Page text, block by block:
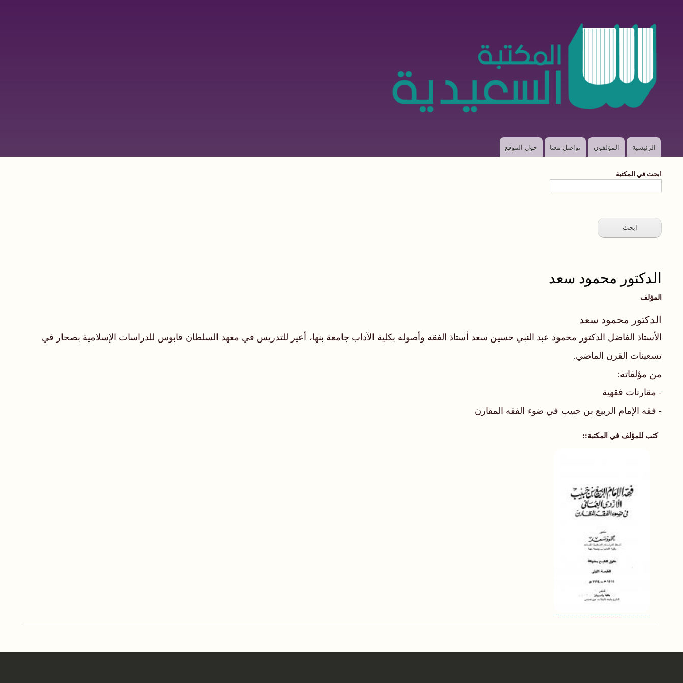
Mainالرئيسية المؤلفون تواصل معنا حول الموقع
ابحث في المكتبة
الدكتور محمود سعد
المؤلف
الدكتور محمود سعد
الأستاذ الفاضل الدكتور محمود عبد النبي حسين سعد أستاذ الفقه وأصوله بكلية الآداب جامعة بنها، أعير للتدريس في معهد السلطان قابوس للدراسات الإسلامية بصحار في
تسعينات القرن الماضي.
من مؤلفاته:
- مقارنات فقهية
- فقه الإمام الربيع بن حبيب في ضوء الفقه المقارن
كتب للمؤلف في المكتبة: